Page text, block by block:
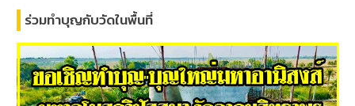
ร่วมทำบุญกับวัดในพื้นที่